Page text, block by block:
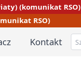
(komunikat RSO)
RSO)
Kontakt